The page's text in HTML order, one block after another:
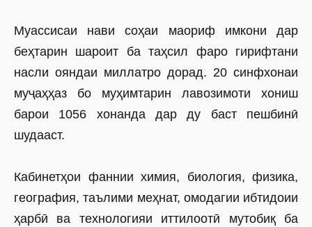
Муассисаи нави соҳаи маориф имкони дар
беҳтарин шароит ба таҳсил фаро гирифтани
насли ояндаи миллатро дорад. 20 синфхонаи
муҷаҳҳаз бо муҳимтарин лавозимоти хониш
барои 1056 хонанда дар ду баст пешбинӣ
шудааст.
Кабинетҳои фаннии химия, биология, физика,
география, таълими меҳнат, омодагии ибтидоии
ҳарбӣ ва технологияи иттилоотӣ мутобиқ ба